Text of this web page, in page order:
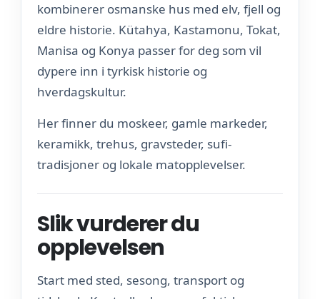
kombinerer osmanske hus med elv, fjell og
eldre historie. Kütahya, Kastamonu, Tokat,
Manisa og Konya passer for deg som vil
dypere inn i tyrkisk historie og
hverdagskultur.
Her finner du moskeer, gamle markeder,
keramikk, trehus, gravsteder, sufi-
tradisjoner og lokale matopplevelser.
Slik vurderer du
opplevelsen
Start med sted, sesong, transport og